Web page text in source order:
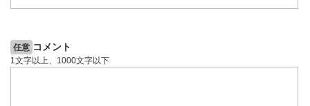
任意 コメント
1文字以上、1000文字以下